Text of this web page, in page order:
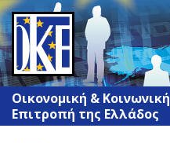
Jump
to
navigation
Οικονομική & Κοινωνική
Επιτροπή της Ελλάδος